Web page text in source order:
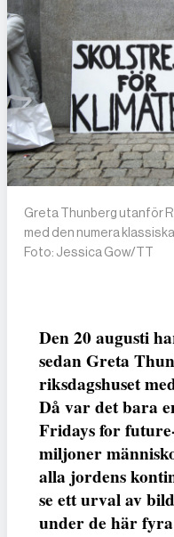
Greta Thunberg utanför
med den numera
Foto: Jessica Gow/TT
Den 20 augusti
sedan Greta
riksdagshuset
Då var det bara
Fridays for
miljoner
alla jordens
se ett urval av
under de här